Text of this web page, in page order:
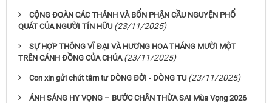
CỘNG ĐOÀN CÁC THÁNH VÀ BỔN PHẬN CẦU NGUYỆN PHỔ
QUÁT CỦA NGƯỜI TÍN HỮU (23/11/2025)
SỰ HỢP THÔNG VĨ ĐẠI VÀ HƯƠNG HOA THÁNG MƯỜI MỘT
TRÊN CÁNH ĐỒNG CỦA CHÚA (23/11/2025)
Con xin gửi chút tâm tư DÒNG ĐỜI - DÒNG TU (23/11/2025)
ÁNH SÁNG HY VỌNG – BƯỚC CHÂN THỪA SAI Mùa Vọng 2026